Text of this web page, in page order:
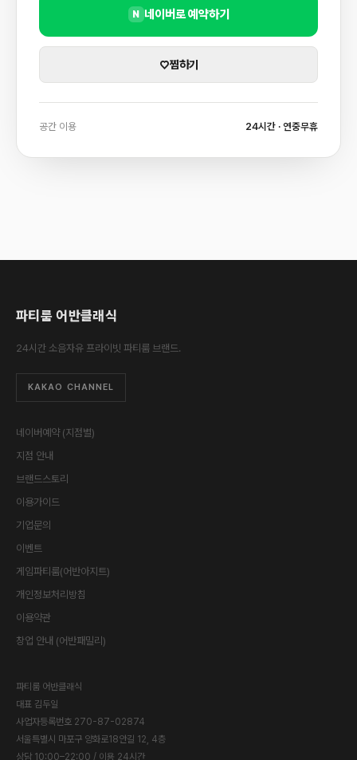
N 네이버로 예약하기
♡찜하기
공간 이용 24시간 · 연중무휴
파티룸 어반클래식
24시간 소음자유 프라이빗 파티룸 브랜드.
KAKAO CHANNEL
네이버예약 (지점별)
지점 안내
브랜드스토리
이용가이드
기업문의
이벤트
게임파티룸(어반아지트)
개인정보처리방침
이용약관
창업 안내 (어반패밀리)
파티룸 어반클래식
대표 김두일
사업자등록번호 270-87-02874
서울특별시 마포구 양화로18안길 12, 4층
상담 10:00–22:00 / 이용 24시간